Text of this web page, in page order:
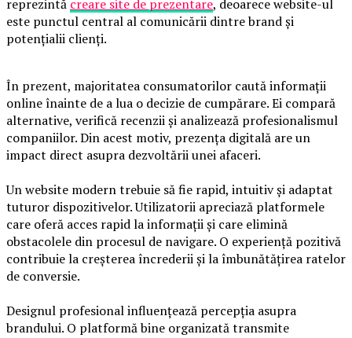
reprezintă creare site de prezentare, deoarece website-ul
este punctul central al comunicării dintre brand și
potențialii clienți.
În prezent, majoritatea consumatorilor caută informații
online înainte de a lua o decizie de cumpărare. Ei compară
alternative, verifică recenzii și analizează profesionalismul
companiilor. Din acest motiv, prezența digitală are un
impact direct asupra dezvoltării unei afaceri.
Un website modern trebuie să fie rapid, intuitiv și adaptat
tuturor dispozitivelor. Utilizatorii apreciază platformele
care oferă acces rapid la informații și care elimină
obstacolele din procesul de navigare. O experiență pozitivă
contribuie la creșterea încrederii și la îmbunătățirea ratelor
de conversie.
Designul profesional influențează percepția asupra
brandului. O platformă bine organizată transmite